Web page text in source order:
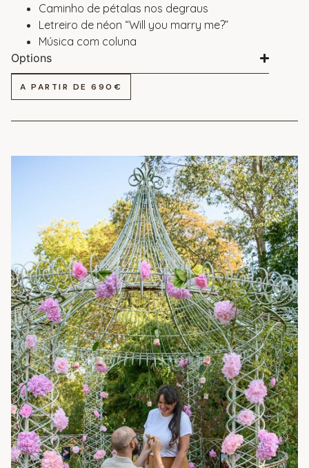
Caminho de pétalas nos degraus
Letreiro de néon “Will you marry me?”
Música com coluna
Options
A PARTIR DE 690€